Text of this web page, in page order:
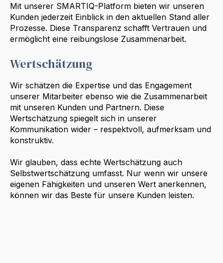
Mit unserer SMARTIQ-Platform bieten wir unseren
Kunden jederzeit Einblick in den aktuellen Stand aller
Prozesse. Diese Transparenz schafft Vertrauen und
ermöglicht eine reibungslose Zusammenarbeit.
Wertschätzung
Wir schätzen die Expertise und das Engagement
unserer Mitarbeiter ebenso wie die Zusammenarbeit
mit unseren Kunden und Partnern. Diese
Wertschätzung spiegelt sich in unserer
Kommunikation wider – respektvoll, aufmerksam und
konstruktiv.
Wir glauben, dass echte Wertschätzung auch
Selbstwertschätzung umfasst. Nur wenn wir unsere
eigenen Fähigkeiten und unseren Wert anerkennen,
können wir das Beste für unsere Kunden leisten.